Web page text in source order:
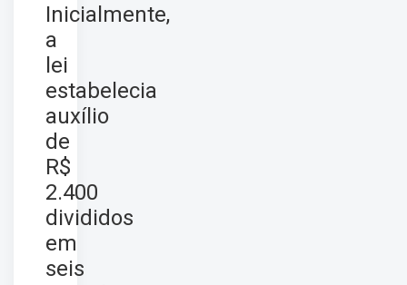
Inicialmente,
a
lei
estabelecia
auxílio
de
R$
2.400
divididos
em
seis